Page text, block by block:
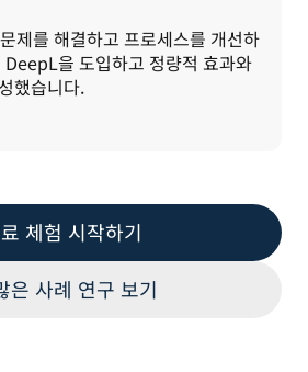
제를 해결하고 프로세스를 개선하
DeepL을 도입하고 정량적 효과와
했습니다.
체험 시작하기
은 사례 연구 보기